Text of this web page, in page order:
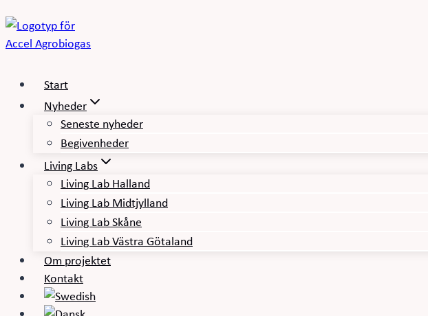
Fortsæt
til
indhold
Start
Nyheder
Seneste nyheder
Begivenheder
Living Labs
Living Lab Halland
Living Lab Midtjylland
Living Lab Skåne
Living Lab Västra Götaland
Om projektet
Kontakt